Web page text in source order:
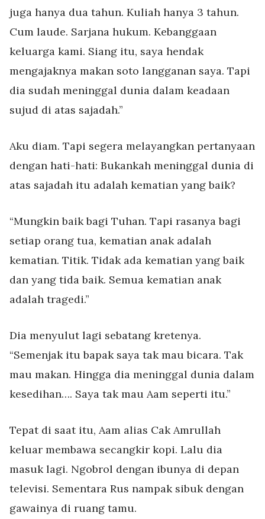
juga hanya dua tahun. Kuliah hanya 3 tahun.
Cum laude. Sarjana hukum. Kebanggaan
keluarga kami. Siang itu, saya hendak
mengajaknya makan soto langganan saya. Tapi
dia sudah meninggal dunia dalam keadaan
sujud di atas sajadah.”
Aku diam. Tapi segera melayangkan pertanyaan
dengan hati-hati: Bukankah meninggal dunia di
atas sajadah itu adalah kematian yang baik?
“Mungkin baik bagi Tuhan. Tapi rasanya bagi
setiap orang tua, kematian anak adalah
kematian. Titik. Tidak ada kematian yang baik
dan yang tida baik. Semua kematian anak
adalah tragedi.”
Dia menyulut lagi sebatang kretenya.
“Semenjak itu bapak saya tak mau bicara. Tak
mau makan. Hingga dia meninggal dunia dalam
kesedihan…. Saya tak mau Aam seperti itu.”
Tepat di saat itu, Aam alias Cak Amrullah
keluar membawa secangkir kopi. Lalu dia
masuk lagi. Ngobrol dengan ibunya di depan
televisi. Sementara Rus nampak sibuk dengan
gawainya di ruang tamu.